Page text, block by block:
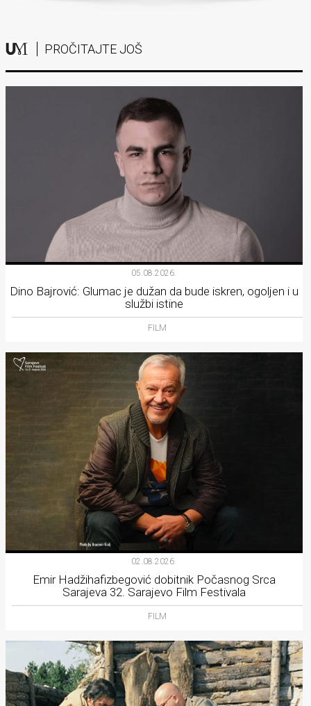
PROČITAJTE JOŠ
05.08.2026.
Dino Bajrović: Glumac je dužan da bude iskren, ogoljen i u
službi istine
FILM
02.08.2026.
Emir Hadžihafizbegović dobitnik Počasnog Srca
Sarajeva 32. Sarajevo Film Festivala
FILM